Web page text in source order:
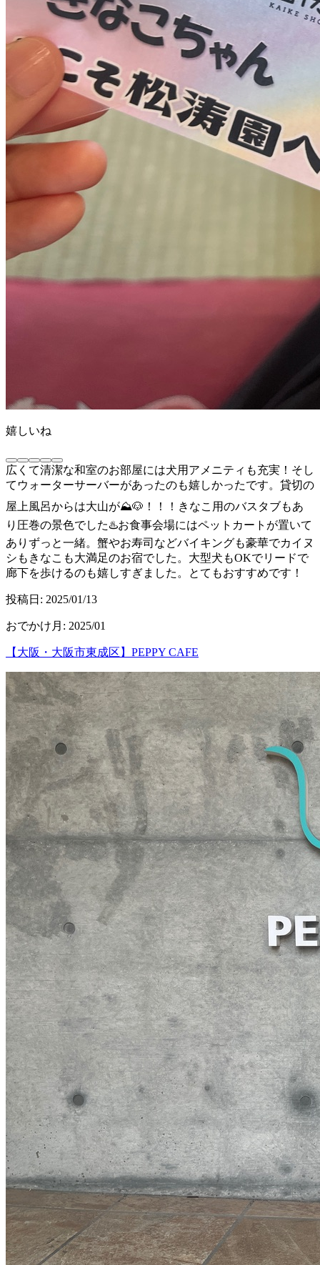
嬉しいね
広くて清潔な和室のお部屋には犬用アメニティも充実！そし
てウォーターサーバーがあったのも嬉しかったです。貸切の
屋上風呂からは大山が⛰️🐶！！！きなこ用のバスタブもあ
り圧巻の景色でした♨️お食事会場にはペットカートが置いて
ありずっと一緒。蟹やお寿司などバイキングも豪華でカイヌ
シもきなこも大満足のお宿でした。大型犬もOKでリードで
廊下を歩けるのも嬉しすぎました。とてもおすすめです！
投稿日: 2025/01/13
おでかけ月 : 2025/01
【大阪・大阪市東成区】PEPPY CAFE